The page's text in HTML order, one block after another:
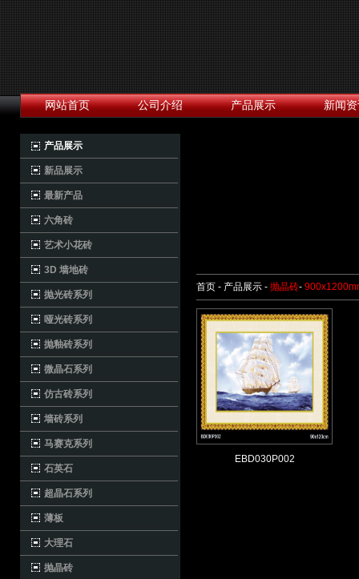
网站首页 公司介绍 产品展示 新闻
产品展示
新品展示
最新产品
六角砖
艺术小花砖
3D 墙地砖
抛光砖系列
哑光砖系列
抛釉砖系列
微晶石系列
仿古砖系列
墙砖系列
马赛克系列
石英石
超晶石系列
薄板
大理石
抛晶砖
首页 - 产品展示 - 抛晶砖-
EBD030P002